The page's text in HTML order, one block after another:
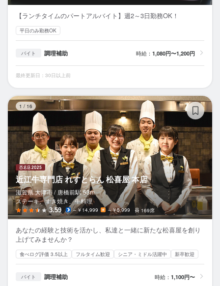
【ランチタイムのパートアルバイト】週2～3日勤務OK！
平日のみ勤務OK
バイト 調理補助 時給： 1,080円〜1,200円
最終更新日：30日以上前
1 / 16
近江牛専門店 れすとらん 松喜屋 本店
滋賀県 大津市 / 唐橋前駅 53m
ステーキ、すき焼き、牛料理
3.59 ～￥14,999 ～￥5,999 169席
あなたの経験と技術を活かし、私達と一緒に新たな松喜屋を創り
上げてみませんか？
食べログ評価 3.5以上 フルタイム歓迎 シニア・ミドル活躍中 新卒歓迎
バイト 調理補助 時給： 1,100円〜